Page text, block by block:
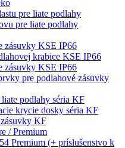
pre liate podlahy
pre liate podlahy
zásuvky KSE IP66
krabice KSE IP66
zásuvky KSE IP66
pre podlahové zásuvky
podlahy séria KF
krycie dosky séria KF
KF
/ Premium
Premium (+ príslušenstvo k